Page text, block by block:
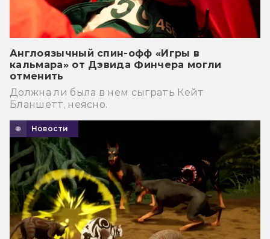
Англоязычный спин-офф «Игры в
кальмара» от Дэвида Финчера могли
отменить
Должна ли была в нем сыграть Кейт
Бланшетт, неясно.
Новости